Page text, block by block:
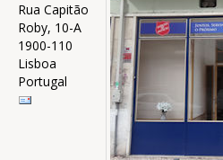
Rua Capitão
Roby, 10-A
1900-110
Lisboa
Portugal